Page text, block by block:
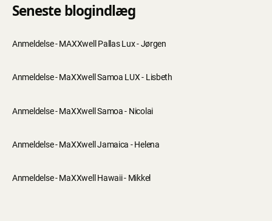
Seneste blogindlæg
Anmeldelse - MAXXwell Pallas Lux - Jørgen
Anmeldelse - MaXXwell Samoa LUX - Lisbeth
Anmeldelse - MaXXwell Samoa - Nicolai
Anmeldelse - MaXXwell Jamaica - Helena
Anmeldelse - MaXXwell Hawaii - Mikkel